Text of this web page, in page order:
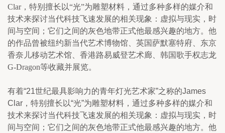
Clar，特别擅长以“光”为雕塑材料，通过多种多样的媒介和
技术来探讨当代科技飞速发展的相关现象：虚拟与现实，时
间与空间；它们之间的灰色地带正式他最感兴趣的地方。他
的作品曾被纽约新当代艺术博物馆、英国萨默塞特府、东京
香奈儿移动艺术馆、香港路易威登艺术廊、韩国歌手权志龙
G-Dragon等收藏并展览。
有着“21世纪最具影响力的青年灯光艺术家”之称的James
Clar，特别擅长以“光”为雕塑材料，通过多种多样的媒介和
技术来探讨当代科技飞速发展的相关现象：虚拟与现实，时
间与空间；它们之间的灰色地带正式他最感兴趣的地方。他